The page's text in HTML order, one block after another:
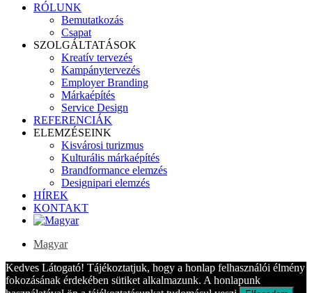
Close
RÓLUNK
Bemutatkozás
Csapat
SZOLGÁLTATÁSOK
Kreatív tervezés
Kampánytervezés
Employer Branding
Márkaépítés
Service Design
REFERENCIÁK
ELEMZÉSEINK
Kisvárosi turizmus
Kulturális márkaépítés
Brandformance elemzés
Designipari elemzés
HÍREK
KONTAKT
Magyar
Kedves Látogató! Tájékoztatjuk, hogy a honlap felhasználói élmény
fokozásának érdekében sütiket alkalmazunk. A honlapunk